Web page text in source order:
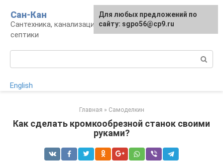
контенту
Сан-Кан
Сантехника, канализация, водопровод,
септики
English
Главная » Самоделкин
Как сделать кромкообрезной станок своими
руками?
Для любых предложений по
сайту: sgpo56@cp9.ru